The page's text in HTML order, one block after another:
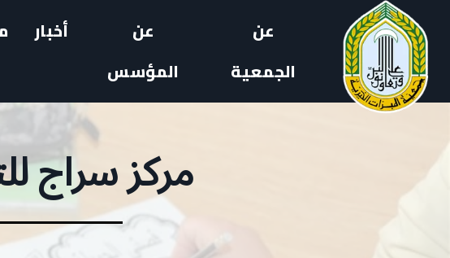
عن
الجمعية
عن
المؤسس
أخبار
مركز سراج